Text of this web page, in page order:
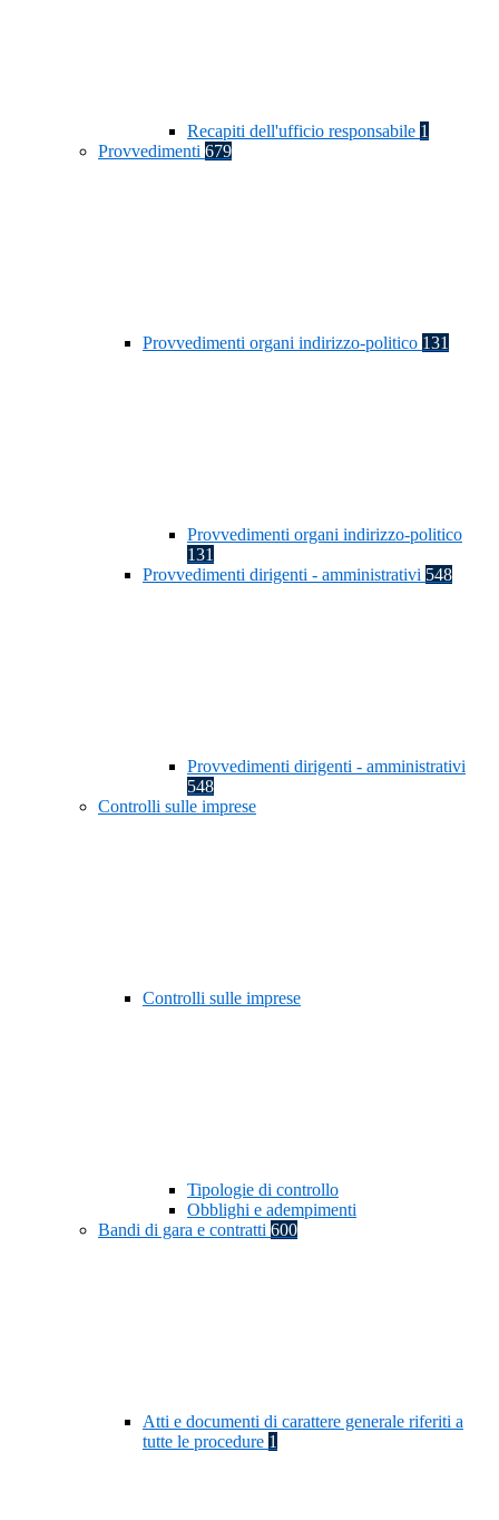
Recapiti dell'ufficio responsabile 1
Provvedimenti 679
Provvedimenti organi indirizzo-politico 131
Provvedimenti organi indirizzo-politico
131
Provvedimenti dirigenti - amministrativi 548
Provvedimenti dirigenti - amministrativi
548
Controlli sulle imprese
Controlli sulle imprese
Tipologie di controllo
Obblighi e adempimenti
Bandi di gara e contratti 600
Atti e documenti di carattere generale riferiti a
tutte le procedure 1